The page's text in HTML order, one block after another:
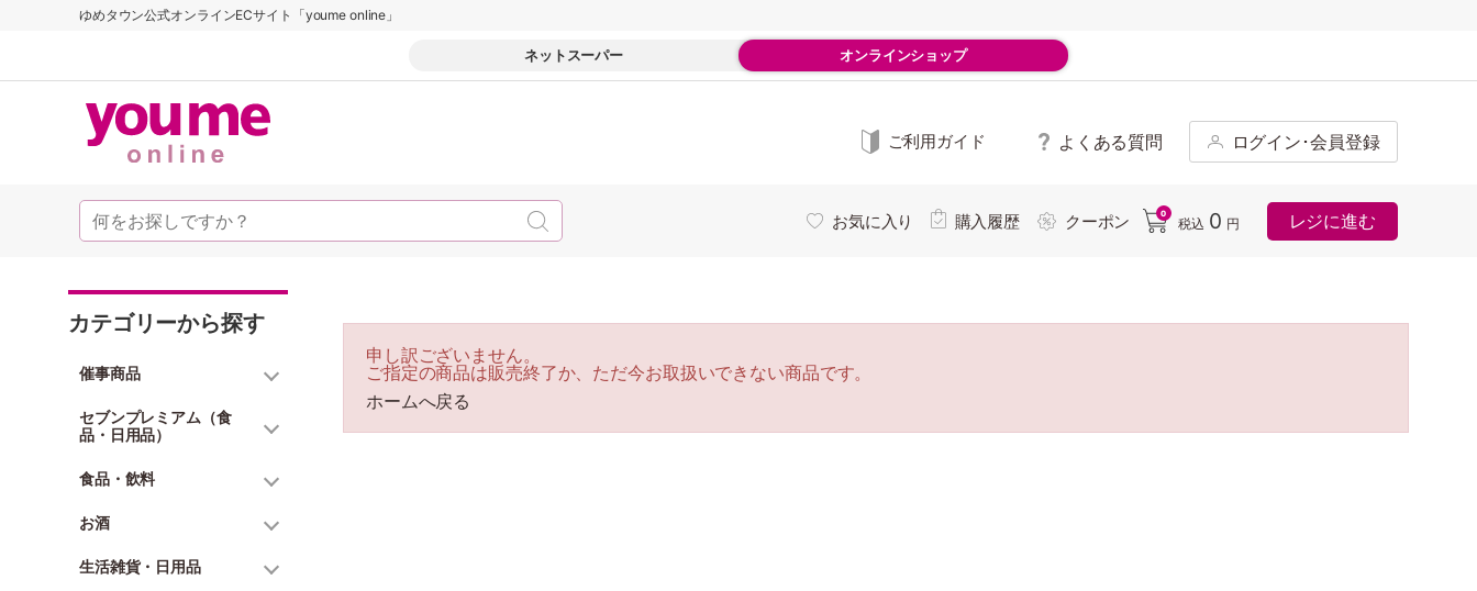
ゆめタウン公式オンラインECサイト「youme online」
ネットスーパー オンラインショップ
ご利用ガイド よくある質問 ログイン･会員登録
お気に入り 購入履歴 クーポン 0
税込 0 円 レジに進む
カテゴリーから探す
催事商品
セブンプレミアム（食
品・日用品）
食品・飲料
お酒
生活雑貨・日用品
申し訳ございません。
ご指定の商品は販売終了か、ただ今お取扱いできない商品です。
ホームへ戻る